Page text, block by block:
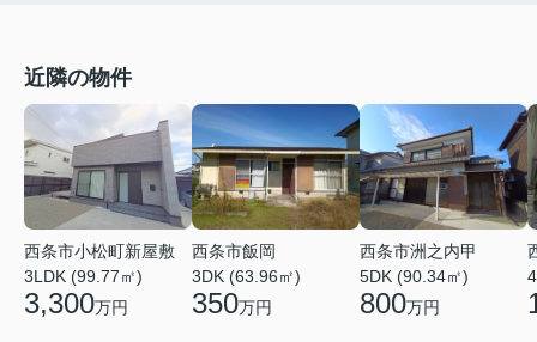
近隣の物件
西条市小松町新屋敷
3LDK (99.77㎡)
3,300万円
西条市飯岡
3DK (63.96㎡)
350万円
西条市洲之内甲
5DK (90.34㎡)
800万円